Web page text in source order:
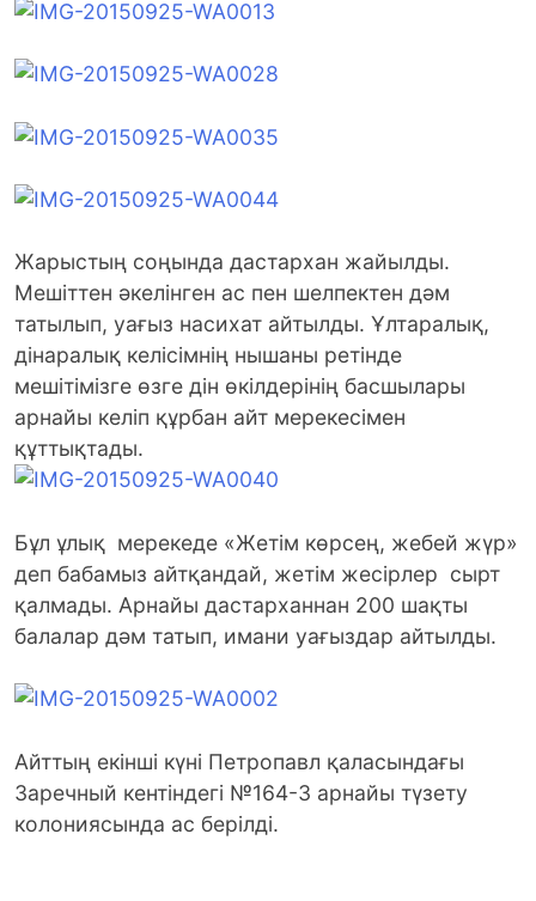
Жарыстың соңында дастархан жайылды.
Мешіттен әкелінген ас пен шелпектен дәм
татылып, уағыз насихат айтылды. Ұлтаралық,
дінаралық келісімнің нышаны ретінде
мешітімізге өзге дін өкілдерінің басшылары
арнайы келіп құрбан айт мерекесімен
құттықтады.
Бұл ұлық мерекеде «Жетім көрсең, жебей жүр»
деп бабамыз айтқандай, жетім жесірлер сырт
қалмады. Арнайы дастарханнан 200 шақты
балалар дәм татып, имани уағыздар айтылды.
Айттың екінші күні Петропавл қаласындағы
Заречный кентіндегі №164-3 арнайы түзету
колониясында ас берілді.